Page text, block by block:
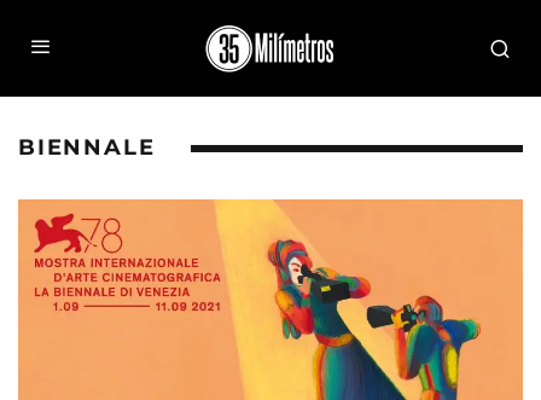
BIENNALE